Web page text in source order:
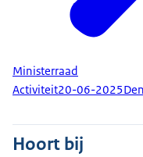
Ministerraad
Activiteit20-06-2025
Hoort bij